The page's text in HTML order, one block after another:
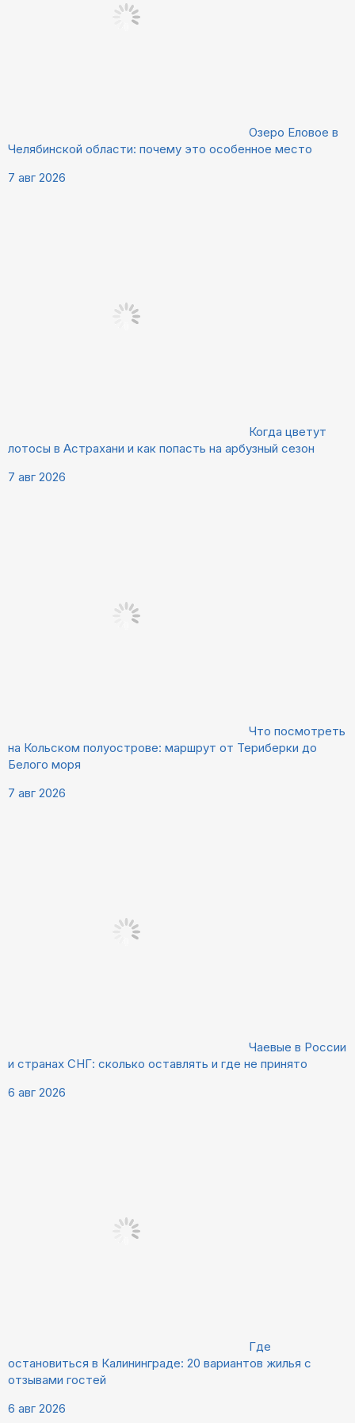
Озеро Еловое в
Челябинской области: почему это особенное место
7 авг 2026
Когда цветут
лотосы в Астрахани и как попасть на арбузный сезон
7 авг 2026
Что посмотреть
на Кольском полуострове: маршрут от Териберки до
Белого моря
7 авг 2026
Чаевые в России
и странах СНГ: сколько оставлять и где не принято
6 авг 2026
Где
остановиться в Калининграде: 20 вариантов жилья с
отзывами гостей
6 авг 2026